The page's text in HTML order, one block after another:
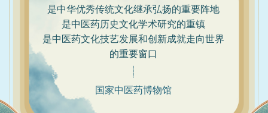
是中华优秀传统文化继承弘扬的重要阵地
是中医药历史文化学术研究的重镇
是中医药文化技艺发展和创新成就走向世界
的重要窗口
国家中医药博物馆